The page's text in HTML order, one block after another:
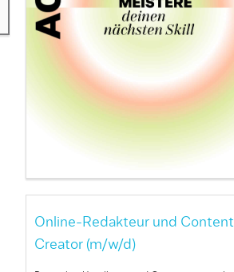
Online-Redakteur und Content
Creator (m/w/d)